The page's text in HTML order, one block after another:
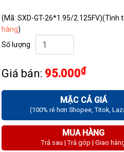
(Mã: SXD-GT-26*1.95/2.125FV)(Tình
hàng)
Số lượng
Giá bán: 95.000₫
MẶC CẢ GIÁ
(100% rẻ hơn Shopee, Titok,
MUA HÀNG
Trả sau | Trả góp | Giao